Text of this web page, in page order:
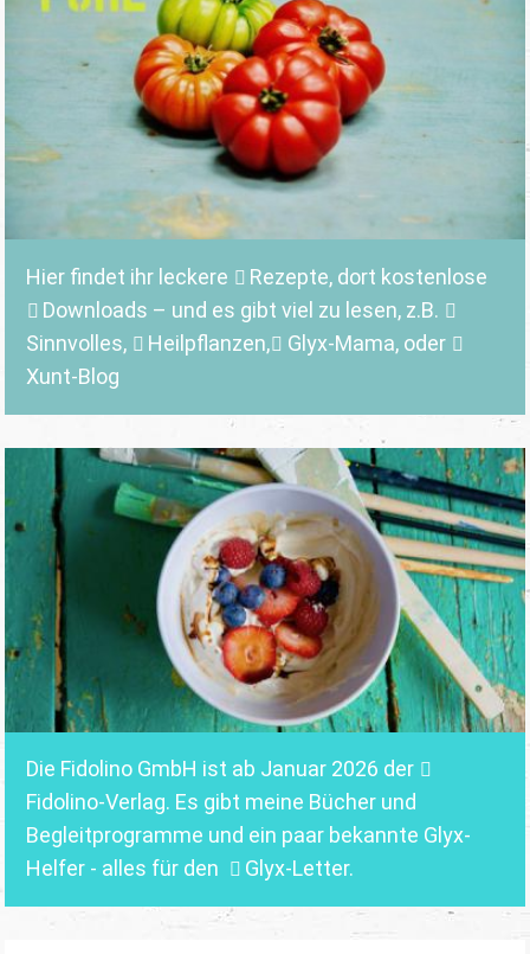
Hier findet ihr leckere Rezepte, dort kostenlose
Downloads – und es gibt viel zu lesen, z.B.
Sinnvolles, Heilpflanzen, Glyx-Mama,oder
Xunt-Blog
Die Fidolino GmbH ist ab Januar 2026 der
Fidolino-Verlag. Es gibt meine Bücher und
Begleitprogramme und ein paar bekannte Glyx-
Helfer - alles für den
Glyx-Letter.